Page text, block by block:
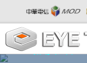
精彩影音